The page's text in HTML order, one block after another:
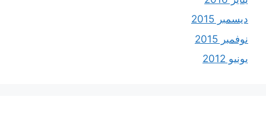
ديسمبر 2015
نوفمبر 2015
يونيو 2012